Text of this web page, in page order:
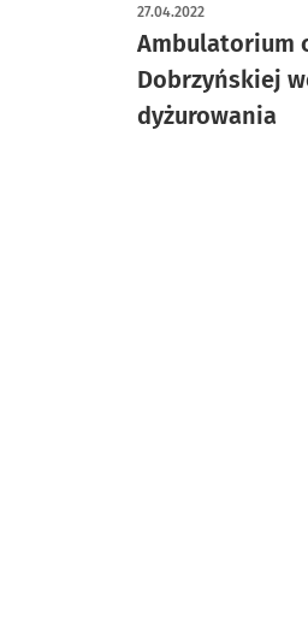
Ambulatorium
Dobrzyńskiej
dyżurowania
27.04.2022